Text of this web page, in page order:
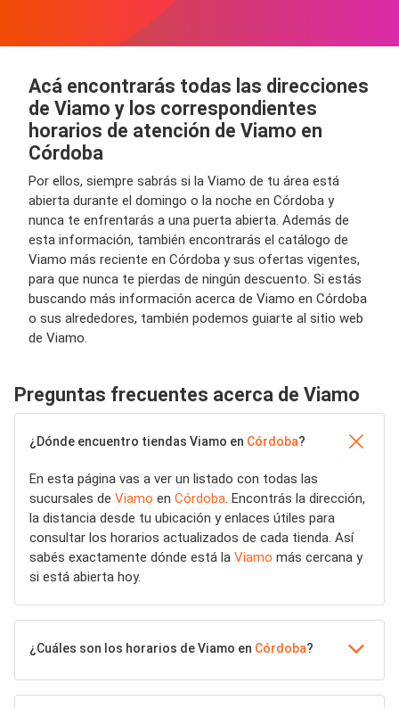
Acá encontrarás todas las direcciones
de Viamo y los correspondientes
horarios de atención de Viamo en
Córdoba
Por ellos, siempre sabrás si la Viamo de tu área está
abierta durante el domingo o la noche en Córdoba y
nunca te enfrentarás a una puerta abierta. Además de
esta información, también encontrarás el catálogo de
Viamo más reciente en Córdoba y sus ofertas vigentes,
para que nunca te pierdas de ningún descuento. Si estás
buscando más información acerca de Viamo en Córdoba
o sus alrededores, también podemos guiarte al sitio web
de Viamo.
Preguntas frecuentes acerca de Viamo
¿Dónde encuentro tiendas Viamo en Córdoba?
En esta página vas a ver un listado con todas las
sucursales de Viamo en Córdoba. Encontrás la dirección,
la distancia desde tu ubicación y enlaces útiles para
consultar los horarios actualizados de cada tienda. Así
sabés exactamente dónde está la Viamo más cercana y
si está abierta hoy.
¿Cuáles son los horarios de Viamo en Córdoba?